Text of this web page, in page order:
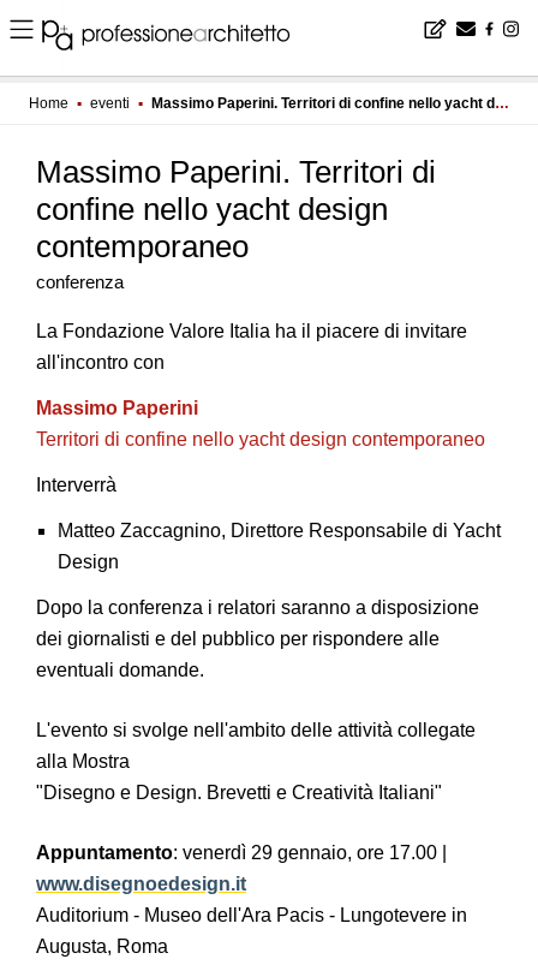
Home ▪ eventi ▪ Massimo Paperini. Territori di confine nello yacht design contemporaneo
Massimo Paperini. Territori di
confine nello yacht design
contemporaneo
conferenza
La Fondazione Valore Italia ha il piacere di invitare
all'incontro con
Massimo Paperini
Territori di confine nello yacht design contemporaneo
Interverrà
Matteo Zaccagnino, Direttore Responsabile di Yacht
Design
Dopo la conferenza i relatori saranno a disposizione
dei giornalisti e del pubblico per rispondere alle
eventuali domande.
L'evento si svolge nell'ambito delle attività collegate
alla Mostra
"Disegno e Design. Brevetti e Creatività Italiani"
Appuntamento: venerdì 29 gennaio, ore 17.00 |
www.disegnoedesign.it
Auditorium - Museo dell'Ara Pacis - Lungotevere in
Augusta, Roma